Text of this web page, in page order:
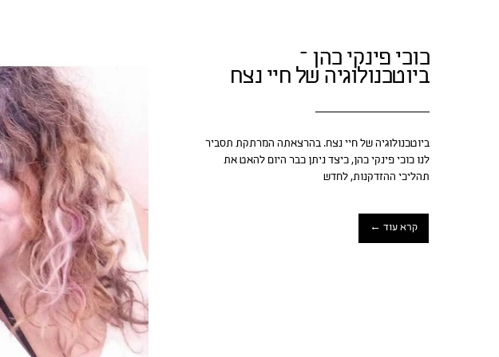
כוכי פינקי כהן –
ביוטכנולוגיה של חיי נצח
ביוטכנולוגיה של חיי נצח. בהרצאתה המרתקת תסביר
לנו כוכי פינקי כהן, כיצד ניתן כבר היום להאט את
תהליכי ההזדקנות, לחדש
קרא עוד ←